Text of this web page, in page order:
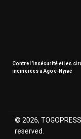
Contre l’insécurité et les
incinérées à Agoè-Nyivé
© 2026,
reserved.